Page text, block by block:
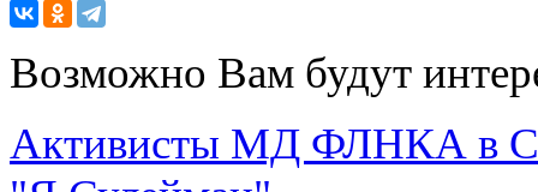
Возможно Вам будут
Активисты МД ФЛНКА в